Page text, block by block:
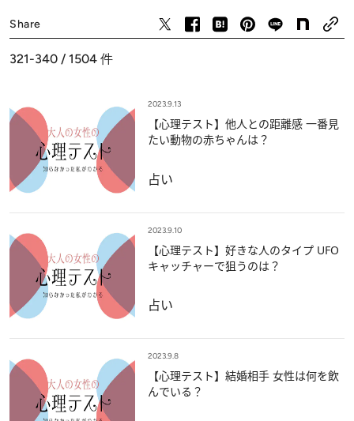
Share
321-340 / 1504 件
2023.9.13
【心理テスト】他人との距離感 一番見
たい動物の赤ちゃんは？
占い
2023.9.10
【心理テスト】好きな人のタイプ UFO
キャッチャーで狙うのは？
占い
2023.9.8
【心理テスト】結婚相手 女性は何を飲
んでいる？